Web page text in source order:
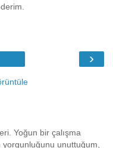
›
Yoğun bir çalışma
unuttuğum,